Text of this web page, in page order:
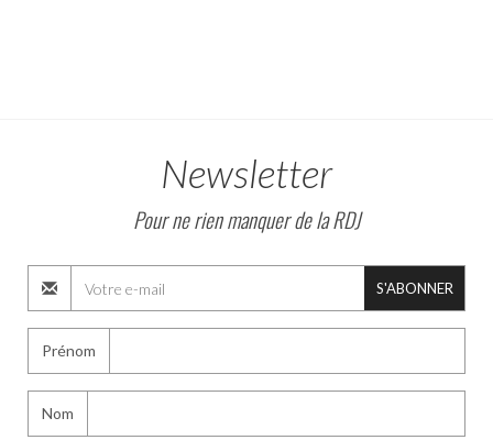
Newsletter
Pour ne rien manquer de la RDJ
S'ABONNER
Prénom
Nom